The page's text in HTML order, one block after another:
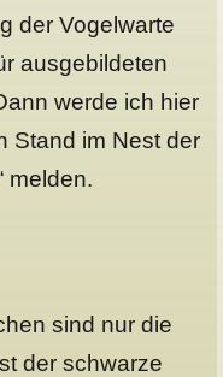
der Vogelwarte
ausgebildeten
werde ich hier
Stand im Nest der
melden.
sind nur die
der schwarze